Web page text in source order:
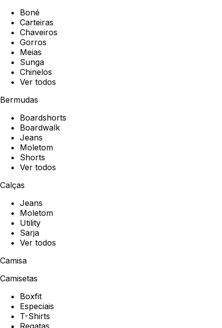
Boné
Carteiras
Chaveiros
Gorros
Meias
Sunga
Chinelos
Ver todos
Bermudas
Boardshorts
Boardwalk
Jeans
Moletom
Shorts
Ver todos
Calças
Jeans
Moletom
Utility
Sarja
Ver todos
Camisa
Camisetas
Boxfit
Especiais
T-Shirts
Regatas